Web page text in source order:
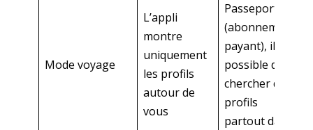
Mode voyage
L’appli
montre
uniquement
les profils
autour de
vous
Passeport
(abonnement
payant), il est
possible de
chercher des
profils
partout dans